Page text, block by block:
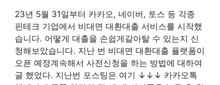
23년 5월 31일부터 카카오, 네이버, 토스 등 각종
핀테크 기업에서 비대면 대환대출 서비스를 시작했
습니다. 어떻게 대출을 손쉽게갈아탈 수 있는지 신
청해보았습니다. 지난 번 비대면 대환대출 플랫폼이
오픈 예정계속해서 사전신청을 하는 방법에 대하여
글 했었다. 지난번 포스팅은 여기 ↓↓↓ 카카오톡